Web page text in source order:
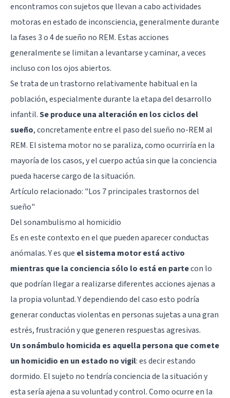
encontramos con sujetos que llevan a cabo actividades
motoras en estado de inconsciencia, generalmentedurante
la fases 3 o 4 de sueño no REM. Estas acciones
generalmente se limitan a levantarse y caminar, a veces
incluso con los ojos abiertos.
Se trata de un trastorno relativamente habitual en la
población, especialmente durante la etapa del desarrollo
infantil.Se produce una alteración en los ciclos del
sueño, concretamente entre el paso del sueño no-REM al
REM. El sistema motor no se paraliza, como ocurriría en la
mayoría de los casos, y el cuerpo actúa sin que la conciencia
pueda hacerse cargo de la situación.
Artículo relacionado: "Los 7 principales trastornos del
sueño"
Del sonambulismo al homicidio
Es en este contexto en el que pueden aparecer conductas
anómalas. Y es que el sistema motor está activo
mientras que la conciencia sólo lo está en partecon lo
que podrían llegar a realizarse diferentes acciones ajenas a
la propia voluntad. Y dependiendo del caso esto podría
generar conductas violentas en personas sujetas a una gran
estrés, frustración y que generen respuestas agresivas.
Un sonámbulo homicida es aquella persona que comete
un homicidio en un estado no vigil: es decir estando
dormido. El sujeto no tendría conciencia de la situación y
esta sería ajena a su voluntad y control. Como ocurre en la